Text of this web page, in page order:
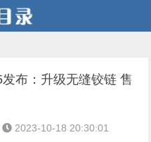
布：升级无缝铰链 售
2023-10-18 20:30:01